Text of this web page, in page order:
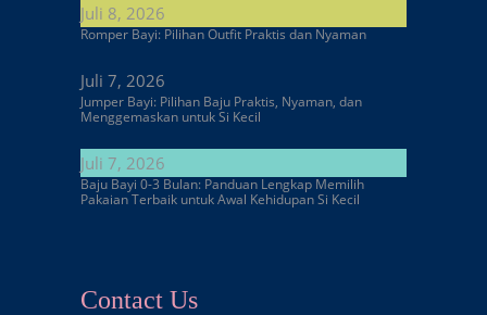
Juli 8, 2026
Romper Bayi: Pilihan Outfit Praktis dan Nyaman
Juli 7, 2026
Jumper Bayi: Pilihan Baju Praktis, Nyaman, dan
Menggemaskan untuk Si Kecil
Juli 7, 2026
Baju Bayi 0-3 Bulan: Panduan Lengkap Memilih
Pakaian Terbaik untuk Awal Kehidupan Si Kecil
Contact Us